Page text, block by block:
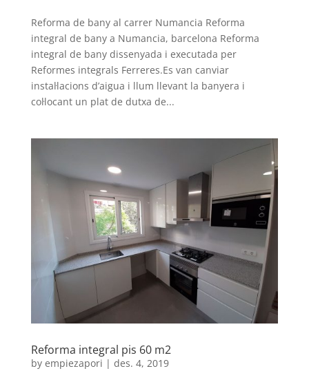
Reforma de bany al carrer Numancia Reforma
integral de bany a Numancia, barcelona Reforma
integral de bany dissenyada i executada per
Reformes integrals Ferreres.Es van canviar
instal·lacions d’aigua i llum llevant la banyera i
col·locant un plat de dutxa de...
Reforma integral pis 60 m2
by empiezapori | des. 4, 2019